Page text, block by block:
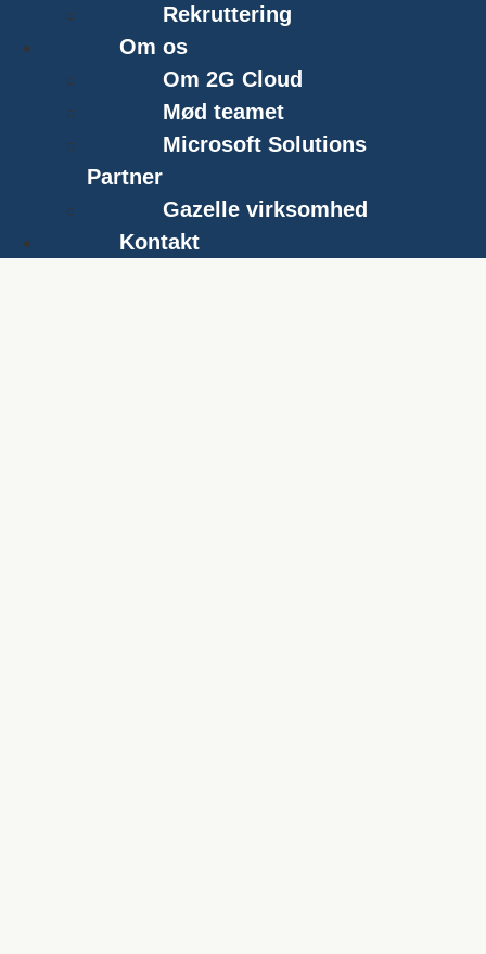
Rekruttering
Om os
Om 2G Cloud
Mød teamet
Microsoft Solutions
Partner
Gazelle virksomhed
Kontakt